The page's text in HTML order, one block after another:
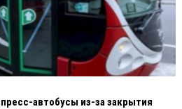
автобусы из-за закрытия